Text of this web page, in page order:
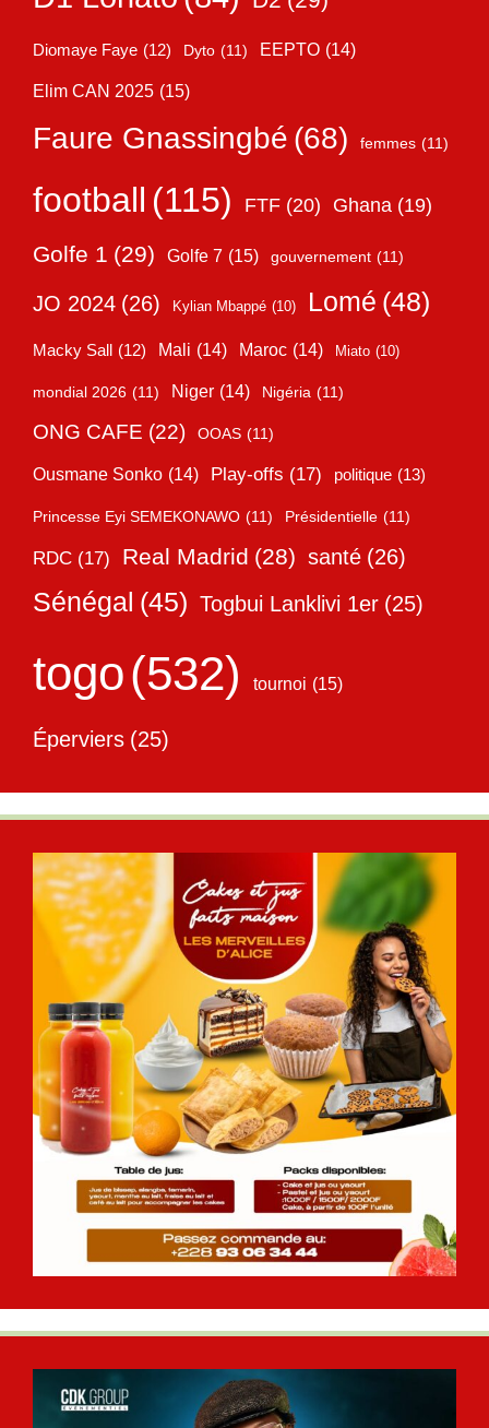
Diomaye Faye (12) Dyto (11) EEPTO (14)
Elim CAN 2025 (15)
Faure Gnassingbé (68) femmes (11)
football (115) FTF (20) Ghana (19)
Golfe 1 (29) Golfe 7 (15) gouvernement (11)
JO 2024 (26) Kylian Mbappé (10) Lomé (48)
Macky Sall (12) Mali (14) Maroc (14) Miato (10)
mondial 2026 (11) Niger (14) Nigéria (11)
ONG CAFE (22) OOAS (11)
Ousmane Sonko (14) Play-offs (17) politique (13)
Princesse Eyi SEMEKONAWO (11) Présidentielle (11)
RDC (17) Real Madrid (28) santé (26)
Sénégal (45) Togbui Lanklivi 1er (25)
togo(532) tournoi (15)
Éperviers (25)